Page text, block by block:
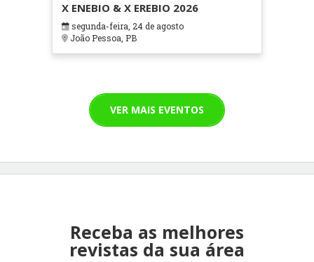
X ENEBIO & X EREBIO 2026
segunda-feira, 24 de agosto
João Pessoa, PB
VER MAIS EVENTOS
Receba as melhores
revistas da sua área